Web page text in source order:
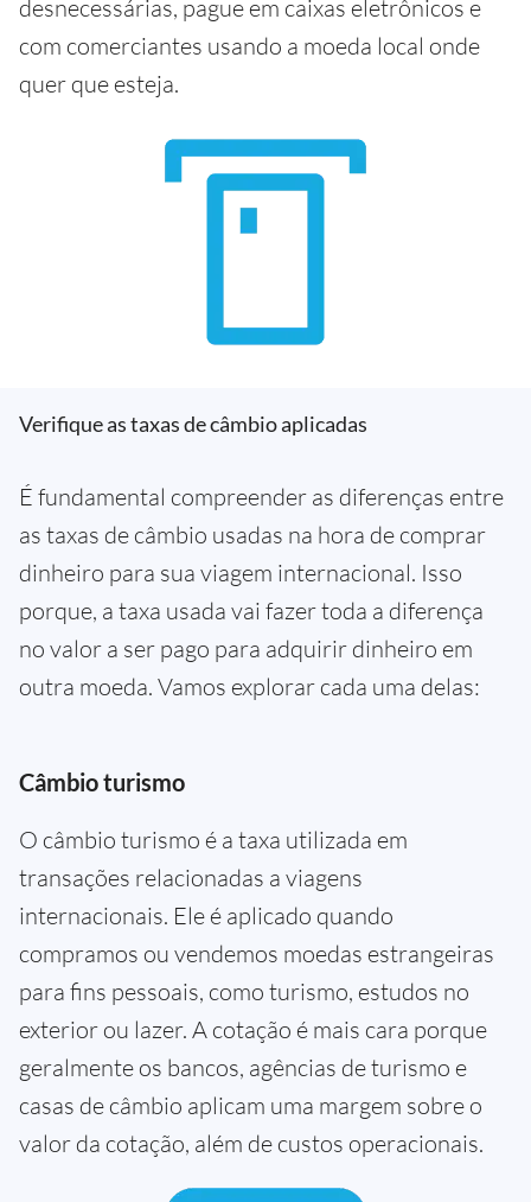
desnecessárias, pague em caixas eletrônicos e
com comerciantes usando a moeda local onde
quer que esteja.
Verifique as taxas de câmbio aplicadas
É fundamental compreender as diferenças entre
as taxas de câmbio usadas na hora de comprar
dinheiro para sua viagem internacional. Isso
porque, a taxa usada vai fazer toda a diferença
no valor a ser pago para adquirir dinheiro em
outra moeda. Vamos explorar cada uma delas:
Câmbio turismo
O câmbio turismo é a taxa utilizada em
transações relacionadas a viagens
internacionais. Ele é aplicado quando
compramos ou vendemos moedas estrangeiras
para fins pessoais, como turismo, estudos no
exterior ou lazer. A cotação é mais cara porque
geralmente os bancos, agências de turismo e
casas de câmbio aplicam uma margem sobre o
valor da cotação, além de custos operacionais.